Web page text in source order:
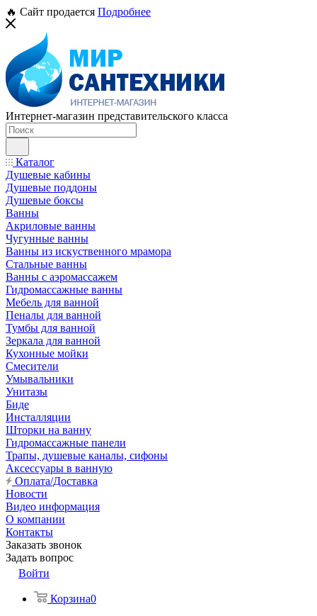
🔥 Сайт продается Подробнее
Интернет-магазин представительского класса
Каталог
Душевые кабины
Душевые поддоны
Душевые боксы
Ванны
Акриловые ванны
Чугунные ванны
Ванны из искуственного мрамора
Стальные ванны
Ванны с аэромассажем
Гидромассажные ванны
Мебель для ванной
Пеналы для ванной
Тумбы для ванной
Зеркала для ванной
Кухонные мойки
Смесители
Умывальники
Унитазы
Биде
Инсталляции
Шторки на ванну
Гидромассажные панели
Трапы, душевые каналы, сифоны
Аксессуары в ванную
Оплата/Доставка
Новости
Видео информация
О компании
Контакты
Заказать звонок
Задать вопрос
Войти
Корзина0